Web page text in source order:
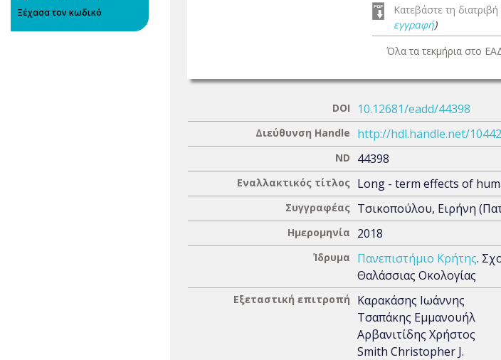
Ξέχασα τον κωδικό Κατεβάστε τη
εγγραφή)
Όλα τα τεκμήρια στο
DOI 10.12681/eadd/44398
Διεύθυνση Handle http://hdl.handle.net/
ND 44398
Εναλλακτικός τίτλος Long - term effects of
Συγγραφέας Τσικοπούλου, Ειρήνη
Ημερομηνία 2018
Ίδρυμα Πανεπιστήμιο Κρήτης.
Θαλάσσιας Οκολογίας
Εξεταστική επιτροπή
Καρακάσης Ιωάννης
Τσαπάκης Εμμανουήλ
Αρβανιτίδης Χρήστος
Smith Christopher J.